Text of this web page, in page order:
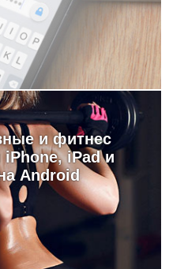
и фитнес
iPad и
Android